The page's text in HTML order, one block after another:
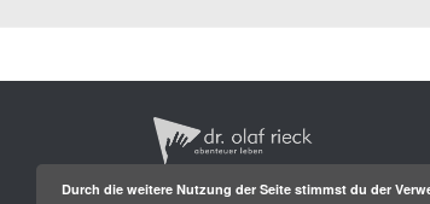
Durch die weitere Nutzung der Seite stimmst du der